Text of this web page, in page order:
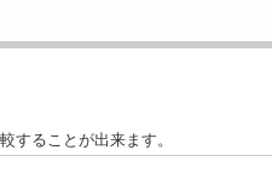
することが出来ます。